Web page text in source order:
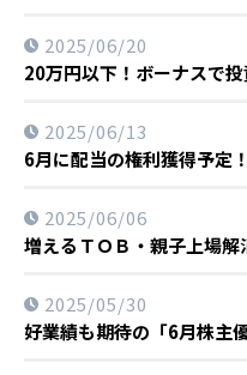
20万円以下！ボーナスで
2025/06/20
6月に配当の権利獲得予定
2025/06/13
増えるＴＯＢ・親子上場
2025/06/06
好業績も期待の「6月株主
2025/05/30